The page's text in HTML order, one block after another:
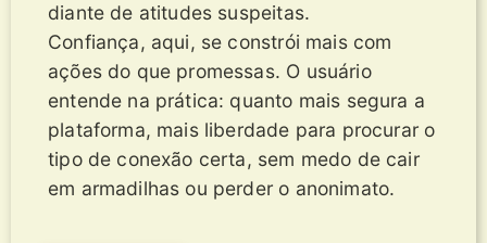
diante de atitudes suspeitas.
Confiança, aqui, se constrói mais com
ações do que promessas. O usuário
entende na prática: quanto mais segura a
plataforma, mais liberdade para procurar o
tipo de conexão certa, sem medo de cair
em armadilhas ou perder o anonimato.